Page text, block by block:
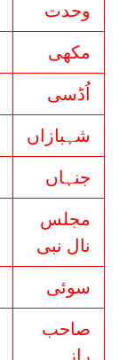
وحدت
مکھى
اُڈسی
شہبازاں
جنہاں
مجلس
نال نبی
سوئی
صاحب
راز